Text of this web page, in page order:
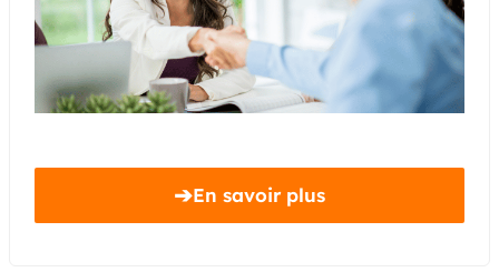
➔En savoir plus